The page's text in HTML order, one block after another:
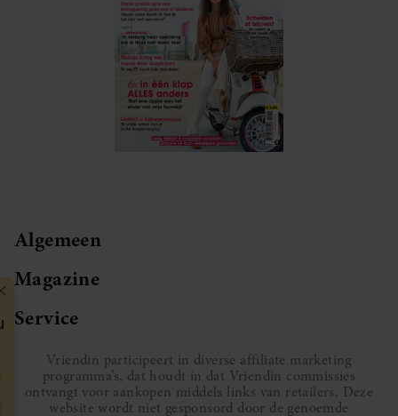
Algemeen
Magazine
Service
Vriendin participeert in diverse affiliate marketing
programma’s, dat houdt in dat Vriendin commissies
ontvangt voor aankopen middels links van retailers. Deze
website wordt niet gesponsord door de genoemde